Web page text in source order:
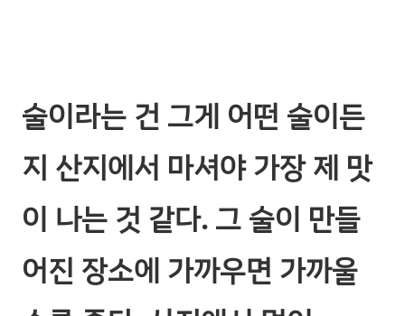
술이라는 건 그게 어떤 술이든
지 산지에서 마셔야 가장 제 맛
이 나는 것 같다. 그 술이 만들
어진 장소에 가까우면 가까울